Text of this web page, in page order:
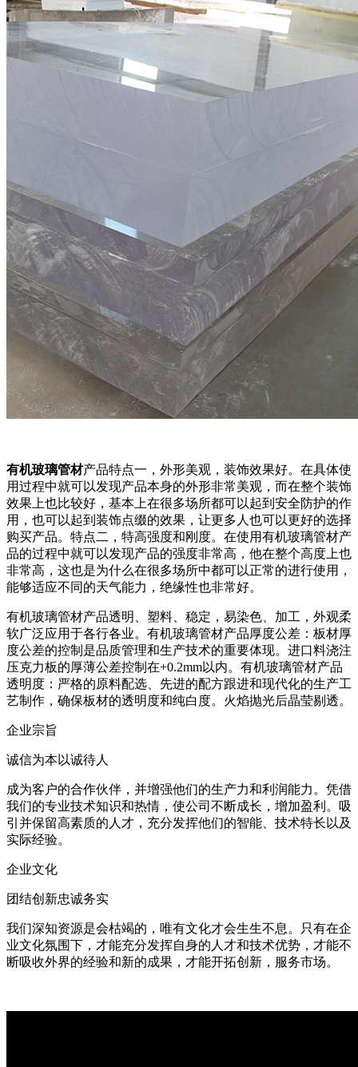
有机玻璃管材产品特点一，外形美观，装饰效果好。在具体使
用过程中就可以发现产品本身的外形非常美观，而在整个装饰
效果上也比较好，基本上在很多场所都可以起到安全防护的作
用，也可以起到装饰点缀的效果，让更多人也可以更好的选择
购买产品。特点二，特高强度和刚度。在使用有机玻璃管材产
品的过程中就可以发现产品的强度非常高，他在整个高度上也
非常高，这也是为什么在很多场所中都可以正常的进行使用，
能够适应不同的天气能力，绝缘性也非常好。
有机玻璃管材产品透明、塑料、稳定，易染色、加工，外观柔
软广泛应用于各行各业。有机玻璃管材产品厚度公差：板材厚
度公差的控制是品质管理和生产技术的重要体现。进口料浇注
压克力板的厚薄公差控制在+0.2mm以内。有机玻璃管材产品
透明度：严格的原料配选、先进的配方跟进和现代化的生产工
艺制作，确保板材的透明度和纯白度。火焰抛光后晶莹剔透。
企业宗旨
诚信为本以诚待人
成为客户的合作伙伴，并增强他们的生产力和利润能力。凭借
我们的专业技术知识和热情，使公司不断成长，增加盈利。吸
引并保留高素质的人才，充分发挥他们的智能、技术特长以及
实际经验。
企业文化
团结创新忠诚务实
我们深知资源是会枯竭的，唯有文化才会生生不息。只有在企
业文化氛围下，才能充分发挥自身的人才和技术优势，才能不
断吸收外界的经验和新的成果，才能开拓创新，服务市场。